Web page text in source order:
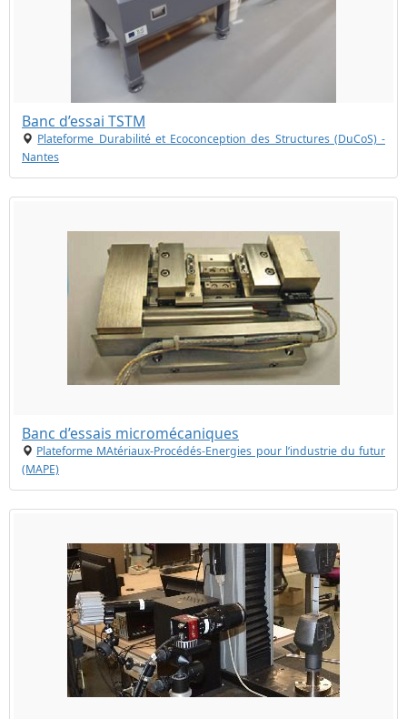
Banc d’essai TSTM
Plateforme Durabilité et Ecoconception des Structures (DuCoS) -
Nantes
Banc d’essais micromécaniques
Plateforme MAtériaux-Procédés-Energies pour l’industrie du futur
(MAPE)